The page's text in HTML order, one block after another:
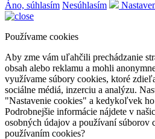
Áno, súhlasím Nesúhlasím
Používame cookies
Aby zme vám uľahčili prechádzanie
obsah alebo reklamu a mohli
využívame súbory cookies, ktoré
sociálne médiá, inzerciu a analýzu.
"Nastavenie cookies" a kedykoľvek
Podrobnejšie informácie nájdete v
osobných údajov a používaní súborov
používaním cookies?